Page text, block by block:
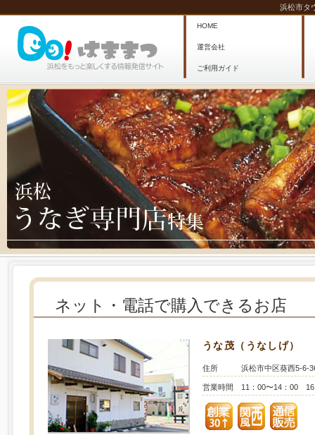
浜松市タ
HOME
運営会社
ご利用ガイド
ネット・電話で購入できるお店
うな茂（うなしげ）
住所 浜松市中区葵西5-6-
営業時間 11：00〜14：00 16